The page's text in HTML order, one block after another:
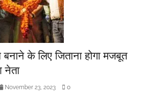
बनाने के लिए जिताना होगा मजबूत
नेता
November 23, 2023 0